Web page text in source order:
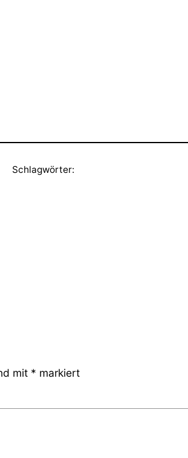
Schlagwörter:
mit * markiert